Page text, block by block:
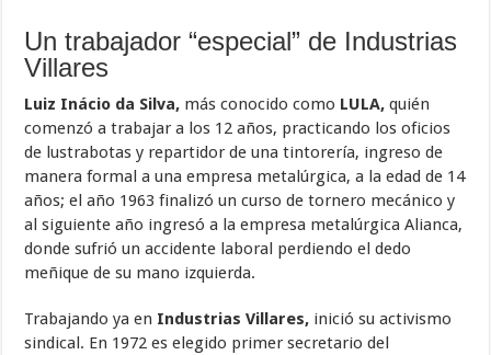
Un trabajador “especial” de Industrias
Villares
Luiz Inácio da Silva, más conocido como LULA, quién
comenzó a trabajar a los 12 años, practicando los oficios
de lustrabotas y repartidor de una tintorería, ingreso de
manera formal a una empresa metalúrgica, a la edad de 14
años; el año 1963 finalizó un curso de tornero mecánico y
al siguiente año ingresó a la empresa metalúrgica Alianca,
donde sufrió un accidente laboral perdiendo el dedo
meñique de su mano izquierda.
Trabajando ya en Industrias Villares, inició su activismo
sindical. En 1972 es elegido primer secretario del